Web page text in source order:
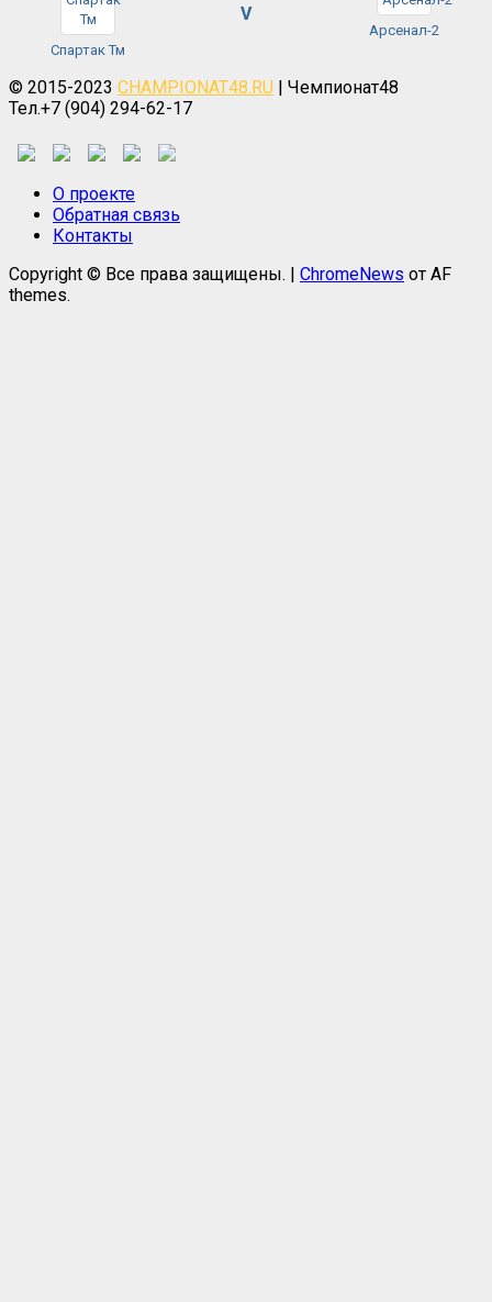
Спартак Тм
V
Арсенал-2
© 2015-2023 CHAMPIONAT48.RU | Чемпионат48
Тел.+7 (904) 294-62-17
О проекте
Обратная связь
Контакты
Copyright © Все права защищены. | ChromeNews от AF
themes.